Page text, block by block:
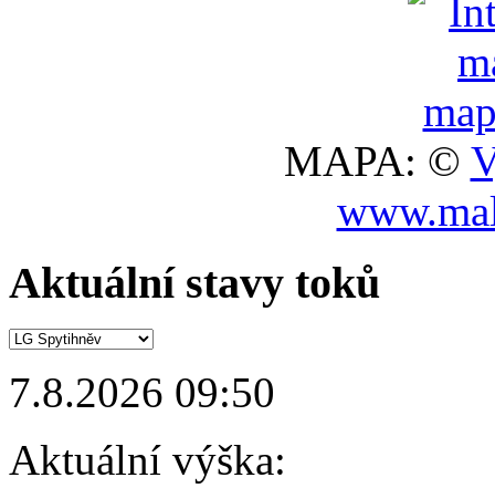
MAPA: ©
Aktuální stavy toků
7.8.2026 09:50
Aktuální výška: